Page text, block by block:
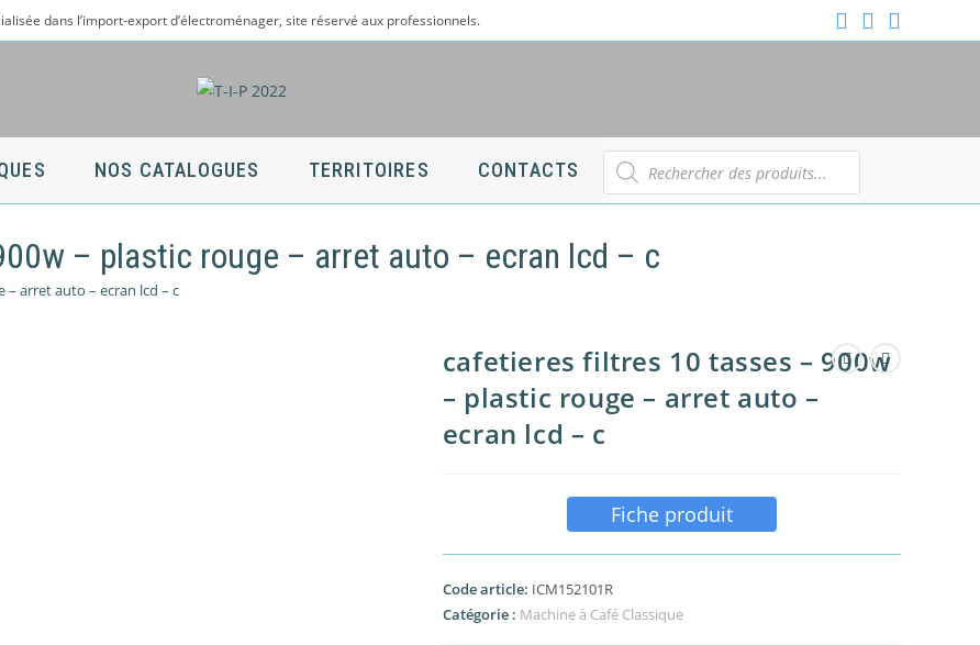
dans l’import-export d’électroménager, site réservé aux professionnels.
NOS CATALOGUES TERRITOIRES CONTACTS
Recherche
de
produits
– plastic rouge – arret auto – ecran lcd – c
– arret auto – ecran lcd – c
cafetieres filtres 10 tasses – 900w
– plastic rouge – arret auto –
ecran lcd – c
Fiche produit
Code article: ICM152101R
Catégorie : Machine à Café Classique